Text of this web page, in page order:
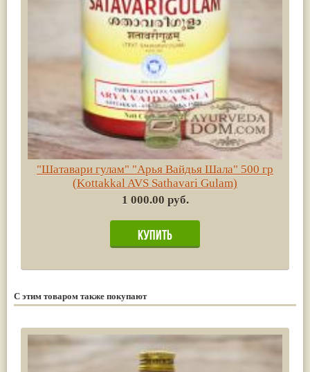
"Шатавари гулам" "Арья Вайдья Шала" 500 гр
(Kottakkal AVS Sathavari Gulam)
1 000.00 руб.
С этим товаром также покупают